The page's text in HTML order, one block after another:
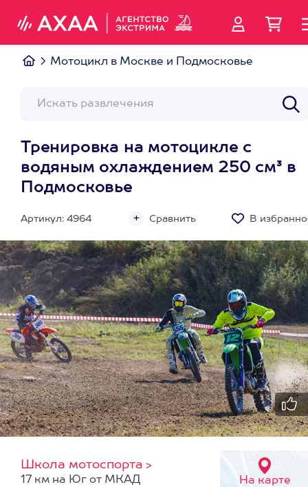
Мотоцикл в Москве и Подмосковье
Тренировка на мотоцикле с
водяным охлаждением 250 см³ в
Подмосковье
Артикул: 4964 Сравнить В
Школа мотоспорта >
На карте
17 км на Юг от МКАД